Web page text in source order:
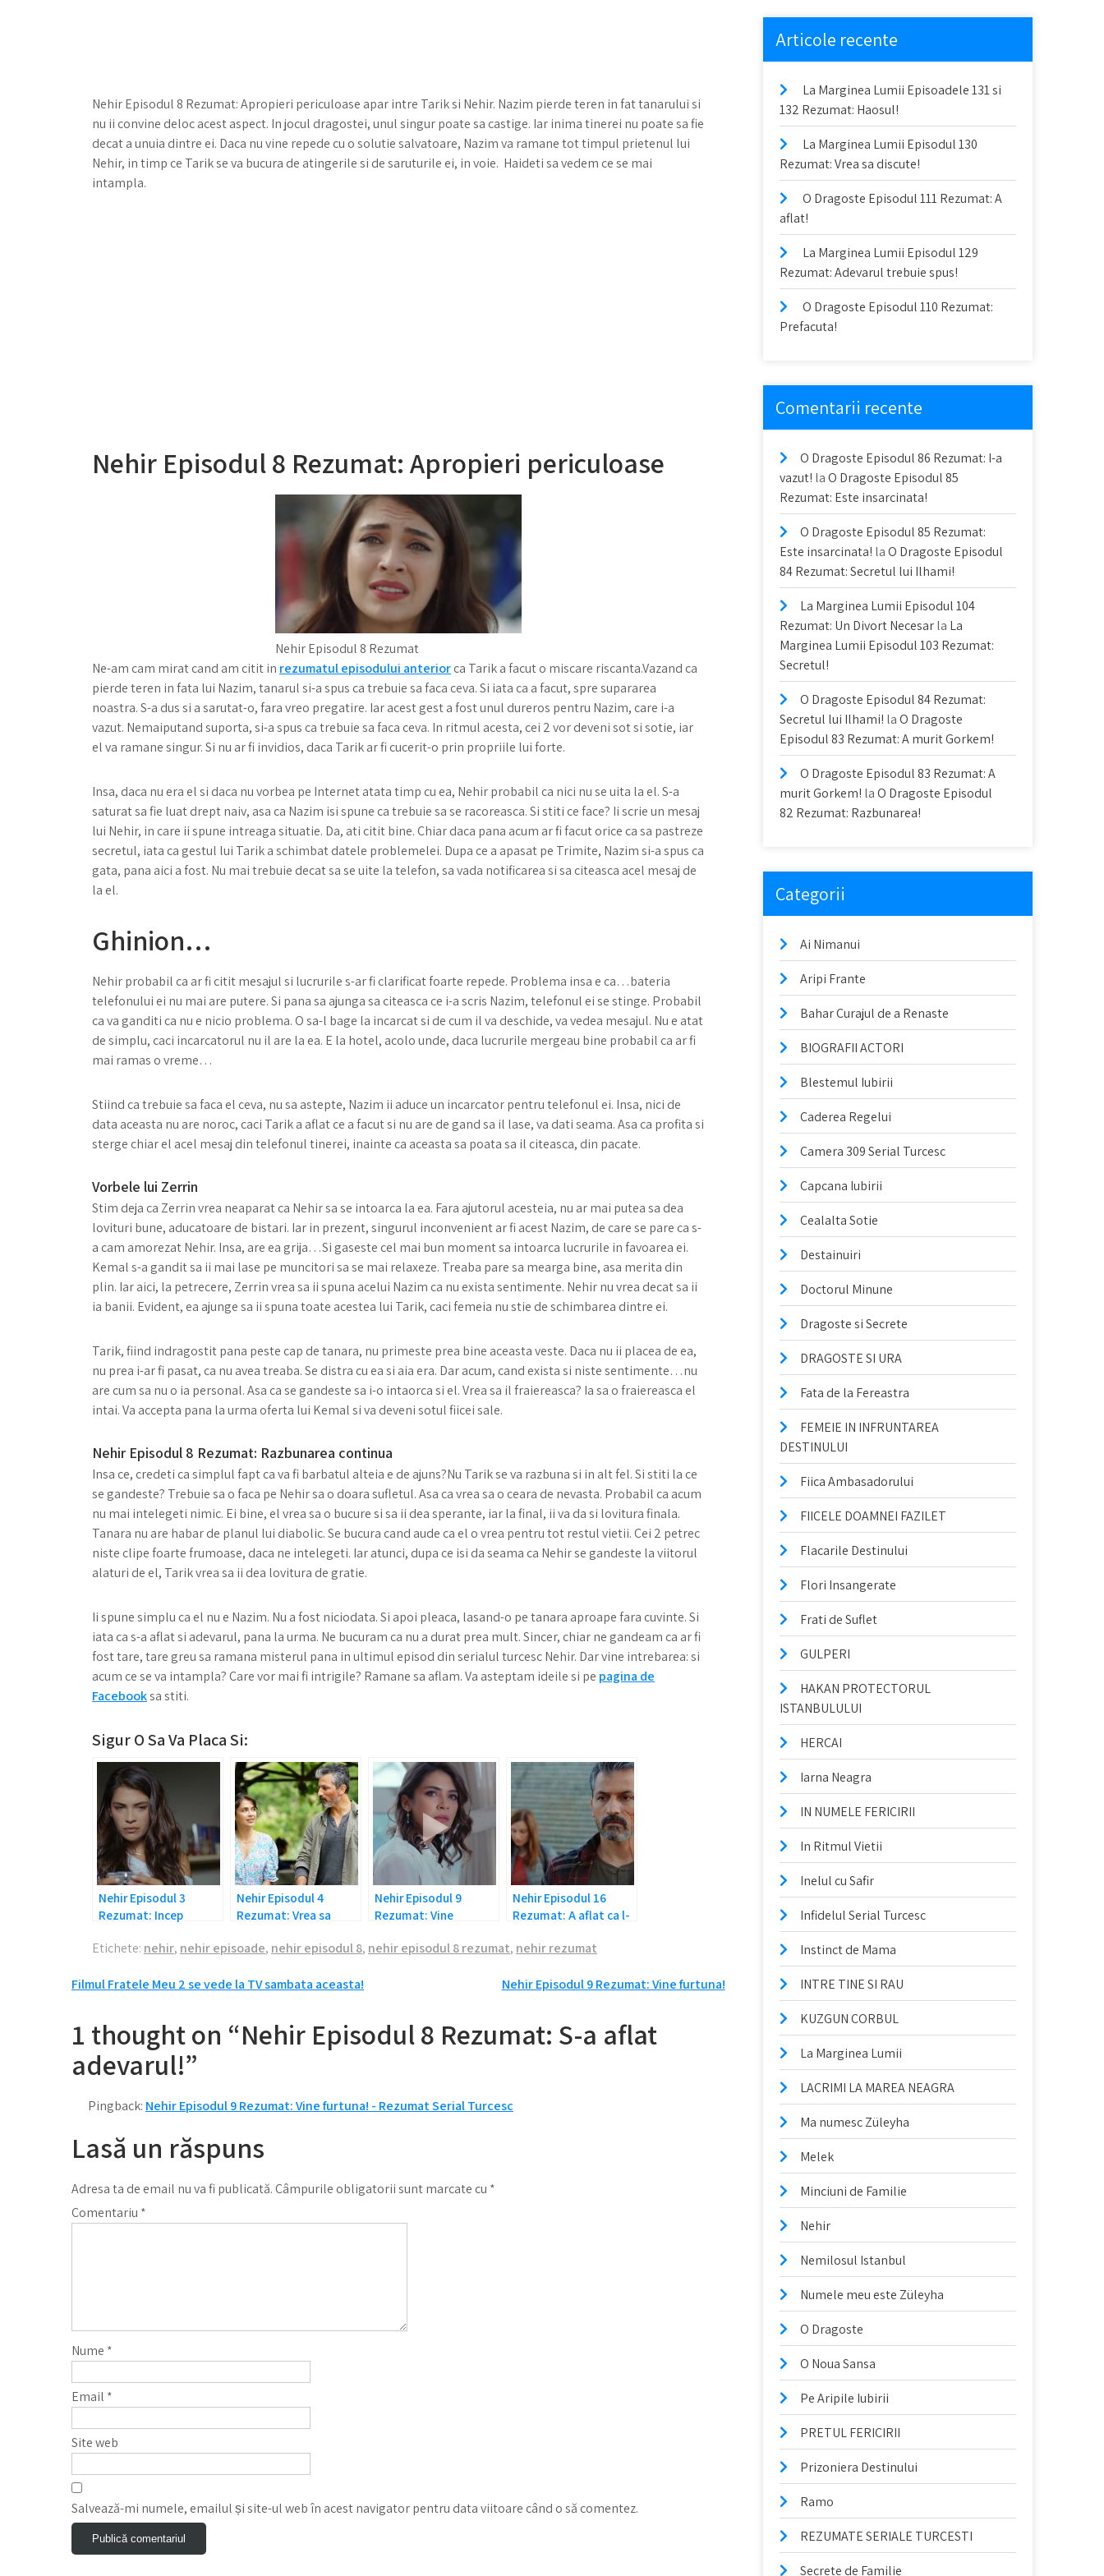
Nehir Episodul 8 Rezumat: Apropieri periculoase apar intre Tarik si Nehir. Nazim pierde teren in fat tanarului si
nu ii convine deloc acest aspect. In jocul dragostei, unul singur poate sa castige. Iar inima tinerei nu poate sa fie
decat a unuia dintre ei. Daca nu vine repede cu o solutie salvatoare, Nazim va ramane tot timpul prietenul lui
Nehir, in timp ce Tarik se va bucura de atingerile si de saruturile ei, in voie. Haideti sa vedem ce se mai
intampla.
Nehir Episodul 8 Rezumat: Apropieri periculoase
Nehir Episodul 8 Rezumat
Ne-am cam mirat cand am citit in rezumatul episodului anteriorca Tarik a facut o miscare riscanta.Vazand ca
pierde teren in fata lui Nazim, tanarul si-a spus ca trebuie sa faca ceva. Si iata ca a facut, spre supararea
noastra. S-a dus si a sarutat-o, fara vreo pregatire. Iar acest gest a fost unul dureros pentru Nazim, care i-a
vazut. Nemaiputand suporta, si-a spus ca trebuie sa faca ceva. In ritmul acesta, cei 2 vor deveni sot si sotie, iar
el va ramane singur. Si nu ar fi invidios, daca Tarik ar fi cucerit-o prin propriile lui forte.
Insa, daca nu era el si daca nu vorbea pe Internet atata timp cu ea, Nehir probabil ca nici nu se uita la el. S-a
saturat sa fie luat drept naiv, asa ca Nazim isi spune ca trebuie sa se racoreasca. Si stiti ce face? Ii scrie un mesaj
lui Nehir, in care ii spune intreaga situatie. Da, ati citit bine. Chiar daca pana acum ar fi facut orice ca sa pastreze
secretul, iata ca gestul lui Tarik a schimbat datele problemelei. Dupa ce a apasat pe Trimite, Nazim si-a spus ca
gata, pana aici a fost. Nu mai trebuie decat sa se uite la telefon, sa vada notificarea si sa citeasca acel mesaj de
la el.
Ghinion…
Nehir probabil ca ar fi citit mesajul si lucrurile s-ar fi clarificat foarte repede. Problema insa e ca…bateria
telefonului ei nu mai are putere. Si pana sa ajunga sa citeasca ce i-a scris Nazim, telefonul ei se stinge. Probabil
ca va ganditi ca nu e nicio problema. O sa-l bage la incarcat si de cum il va deschide, va vedea mesajul. Nu e atat
de simplu, caci incarcatorul nu il are la ea. E la hotel, acolo unde, daca lucrurile mergeau bine probabil ca ar fi
mai ramas o vreme…
Stiind ca trebuie sa faca el ceva, nu sa astepte, Nazim ii aduce un incarcator pentru telefonul ei. Insa, nici de
data aceasta nu are noroc, caci Tarik a aflat ce a facut si nu are de gand sa il lase, va dati seama. Asa ca profita si
sterge chiar el acel mesaj din telefonul tinerei, inainte ca aceasta sa poata sa il citeasca, din pacate.
Vorbele lui Zerrin
Stim deja ca Zerrin vrea neaparat ca Nehir sa se intoarca la ea. Fara ajutorul acesteia, nu ar mai putea sa dea
lovituri bune, aducatoare de bistari. Iar in prezent, singurul inconvenient ar fi acest Nazim, de care se pare ca s-
a cam amorezat Nehir. Insa, are ea grija…Si gaseste cel mai bun moment sa intoarca lucrurile in favoarea ei.
Kemal s-a gandit sa ii mai lase pe muncitori sa se mai relaxeze. Treaba pare sa mearga bine, asa merita din
plin. Iar aici, la petrecere, Zerrin vrea sa ii spuna acelui Nazim ca nu exista sentimente. Nehir nu vrea decat sa ii
ia banii. Evident, ea ajunge sa ii spuna toate acestea lui Tarik, caci femeia nu stie de schimbarea dintre ei.
Tarik, fiind indragostit pana peste cap de tanara, nu primeste prea bine aceasta veste. Daca nu ii placea de ea,
nu prea i-ar fi pasat, ca nu avea treaba. Se distra cu ea si aia era. Dar acum, cand exista si niste sentimente…nu
are cum sa nu o ia personal. Asa ca se gandeste sa i-o intaorca si el. Vrea sa il fraiereasca? Ia sa o fraiereasca el
intai. Va accepta pana la urma oferta lui Kemal si va deveni sotul fiicei sale.
Nehir Episodul 8 Rezumat: Razbunarea continua
Insa ce, credeti ca simplul fapt ca va fi barbatul alteia e de ajuns?Nu Tarik se va razbuna si in alt fel. Si stiti la ce
se gandeste? Trebuie sa o faca pe Nehir sa o doara sufletul. Asa ca vrea sa o ceara de nevasta. Probabil ca acum
nu mai intelegeti nimic. Ei bine, el vrea sa o bucure si sa ii dea sperante, iar la final, ii va da si lovitura finala.
Tanara nu are habar de planul lui diabolic. Se bucura cand aude ca el o vrea pentru tot restul vietii. Cei 2 petrec
niste clipe foarte frumoase, daca ne intelegeti. Iar atunci, dupa ce isi da seama ca Nehir se gandeste la viitorul
alaturi de el, Tarik vrea sa ii dea lovitura de gratie.
Ii spune simplu ca el nu e Nazim. Nu a fost niciodata. Si apoi pleaca, lasand-o pe tanara aproape fara cuvinte. Si
iata ca s-a aflat si adevarul, pana la urma. Ne bucuram ca nu a durat prea mult. Sincer, chiar ne gandeam ca ar fi
fost tare, tare greu sa ramana misterul pana in ultimul episod din serialul turcesc Nehir. Dar vine intrebarea: si
acum ce se va intampla? Care vor mai fi intrigile? Ramane sa aflam. Va asteptam ideile si pe pagina de
Facebooksa stiti.
Sigur O Sa Va Placa Si:
Nehir Episodul 3
Rezumat: Incep
Nehir Episodul 4
Rezumat: Vrea sa
Nehir Episodul 9
Rezumat: Vine
Nehir Episodul 16
Rezumat: A aflat ca l-
Etichete: nehir, nehir episoade, nehir episodul 8, nehir episodul 8 rezumat, nehir rezumat
Navigare
în
articole
Filmul Fratele Meu 2 se vede la TV sambata aceasta! Nehir Episodul 9 Rezumat: Vine furtuna!
1 thought on “Nehir Episodul 8 Rezumat: S-a aflat
adevarul!”
Pingback: Nehir Episodul 9 Rezumat: Vine furtuna! - Rezumat Serial Turcesc
Lasă un răspuns
Adresa ta de email nu va fi publicată.Câmpurile obligatorii sunt marcate cu *
Comentariu *
Nume *
Email *
Site web
Salvează-mi numele, emailul și site-ul web în acest navigator pentru data viitoare când o să comentez.
Articole recente
La Marginea Lumii Episoadele 131 si
132 Rezumat: Haosul!
La Marginea Lumii Episodul 130
Rezumat: Vrea sa discute!
O Dragoste Episodul 111 Rezumat: A
aflat!
La Marginea Lumii Episodul 129
Rezumat: Adevarul trebuie spus!
O Dragoste Episodul 110 Rezumat:
Prefacuta!
Comentarii recente
O Dragoste Episodul 86 Rezumat: I-a
vazut! laO Dragoste Episodul 85
Rezumat: Este insarcinata!
O Dragoste Episodul 85 Rezumat:
Este insarcinata! laO Dragoste Episodul
84 Rezumat: Secretul lui Ilhami!
La Marginea Lumii Episodul 104
Rezumat: Un Divort Necesarla La
Marginea Lumii Episodul 103 Rezumat:
Secretul!
O Dragoste Episodul 84 Rezumat:
Secretul lui Ilhami! laO Dragoste
Episodul 83 Rezumat: A murit Gorkem!
O Dragoste Episodul 83 Rezumat: A
murit Gorkem! laO Dragoste Episodul
82 Rezumat: Razbunarea!
Categorii
Ai Nimanui
Aripi Frante
Bahar Curajul de a Renaste
BIOGRAFII ACTORI
Blestemul Iubirii
Caderea Regelui
Camera 309 Serial Turcesc
Capcana Iubirii
Cealalta Sotie
Destainuiri
Doctorul Minune
Dragoste si Secrete
DRAGOSTE SI URA
Fata de la Fereastra
FEMEIE IN INFRUNTAREA
DESTINULUI
Fiica Ambasadorului
FIICELE DOAMNEI FAZILET
Flacarile Destinului
Flori Insangerate
Frati de Suflet
GULPERI
HAKAN PROTECTORUL
ISTANBULULUI
HERCAI
Iarna Neagra
IN NUMELE FERICIRII
In Ritmul Vietii
Inelul cu Safir
Infidelul Serial Turcesc
Instinct de Mama
INTRE TINE SI RAU
KUZGUN CORBUL
La Marginea Lumii
LACRIMI LA MAREA NEAGRA
Ma numesc Züleyha
Melek
Minciuni de Familie
Nehir
Nemilosul Istanbul
Numele meu este Züleyha
O Dragoste
O Noua Sansa
Pe Aripile Iubirii
PRETUL FERICIRII
Prizoniera Destinului
Ramo
REZUMATE SERIALE TURCESTI
Secrete de Familie